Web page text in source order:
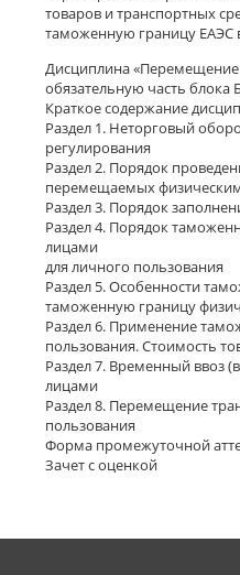
товаров и транспортных
таможенную границу ЕАЭС
Дисциплина «Перемещение
обязательную часть блока
Краткое содержание
Раздел 1. Неторговый
регулирования
Раздел 2. Порядок
перемещаемых
Раздел 3. Порядок
Раздел 4. Порядок
лицами
для личного пользования
Раздел 5. Особенности
таможенную границу
Раздел 6. Применение
пользования. Стоимость
Раздел 7. Временный ввоз
лицами
Раздел 8. Перемещение
пользования
Форма промежуточной
Зачет с оценкой